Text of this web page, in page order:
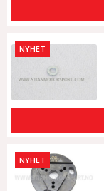
NYHET
NYHET